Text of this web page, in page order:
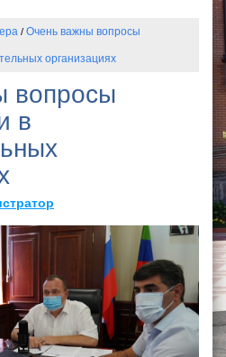
/ Очень важны вопросы
организациях
вопросы
в